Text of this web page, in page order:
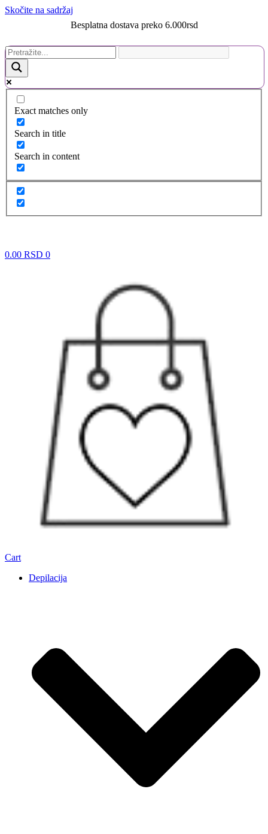
Skočite na sadržaj
Besplatna dostava preko 6.000rsd
Exact matches only
Search in title
Search in content
0.00 RSD 0
Cart
Depilacija